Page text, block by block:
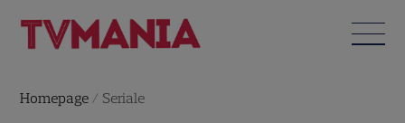
Homepage / Seriale